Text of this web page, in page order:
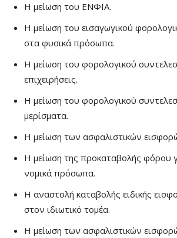
Η μείωση του ΕΝΦΙΑ.
Η μείωση του εισαγωγικού
στα φυσικά πρόσωπα.
Η μείωση του φορολογικού
επιχειρήσεις.
Η μείωση του φορολογικού
μερίσματα.
Η μείωση των ασφαλιστικών
Η μείωση της προκαταβολής φόρου
νομικά πρόσωπα.
Η αναστολή καταβολής ειδικής
στον ιδιωτικό τομέα.
Η μείωση των ασφαλιστικών